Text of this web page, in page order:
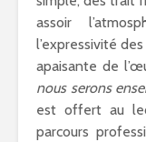
assoir
l’expressivité
apaisante de
nous serons
est offert au
parcours